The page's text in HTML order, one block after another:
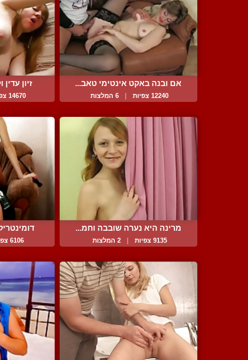
אם ובנה באקט אינטימי טאב...
12240 צפיות | 6 המלצות
זיון
14670 צפיות
מרינה היא נערה שובבה וחמ...
9135 צפיות | 2 המלצות 6106 צפיות